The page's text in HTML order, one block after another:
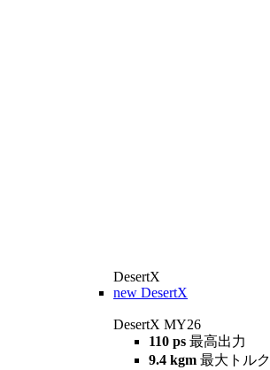
DesertX
new DesertX
DesertX MY26
110 ps 最高出力
9.4 kgm 最大トルク